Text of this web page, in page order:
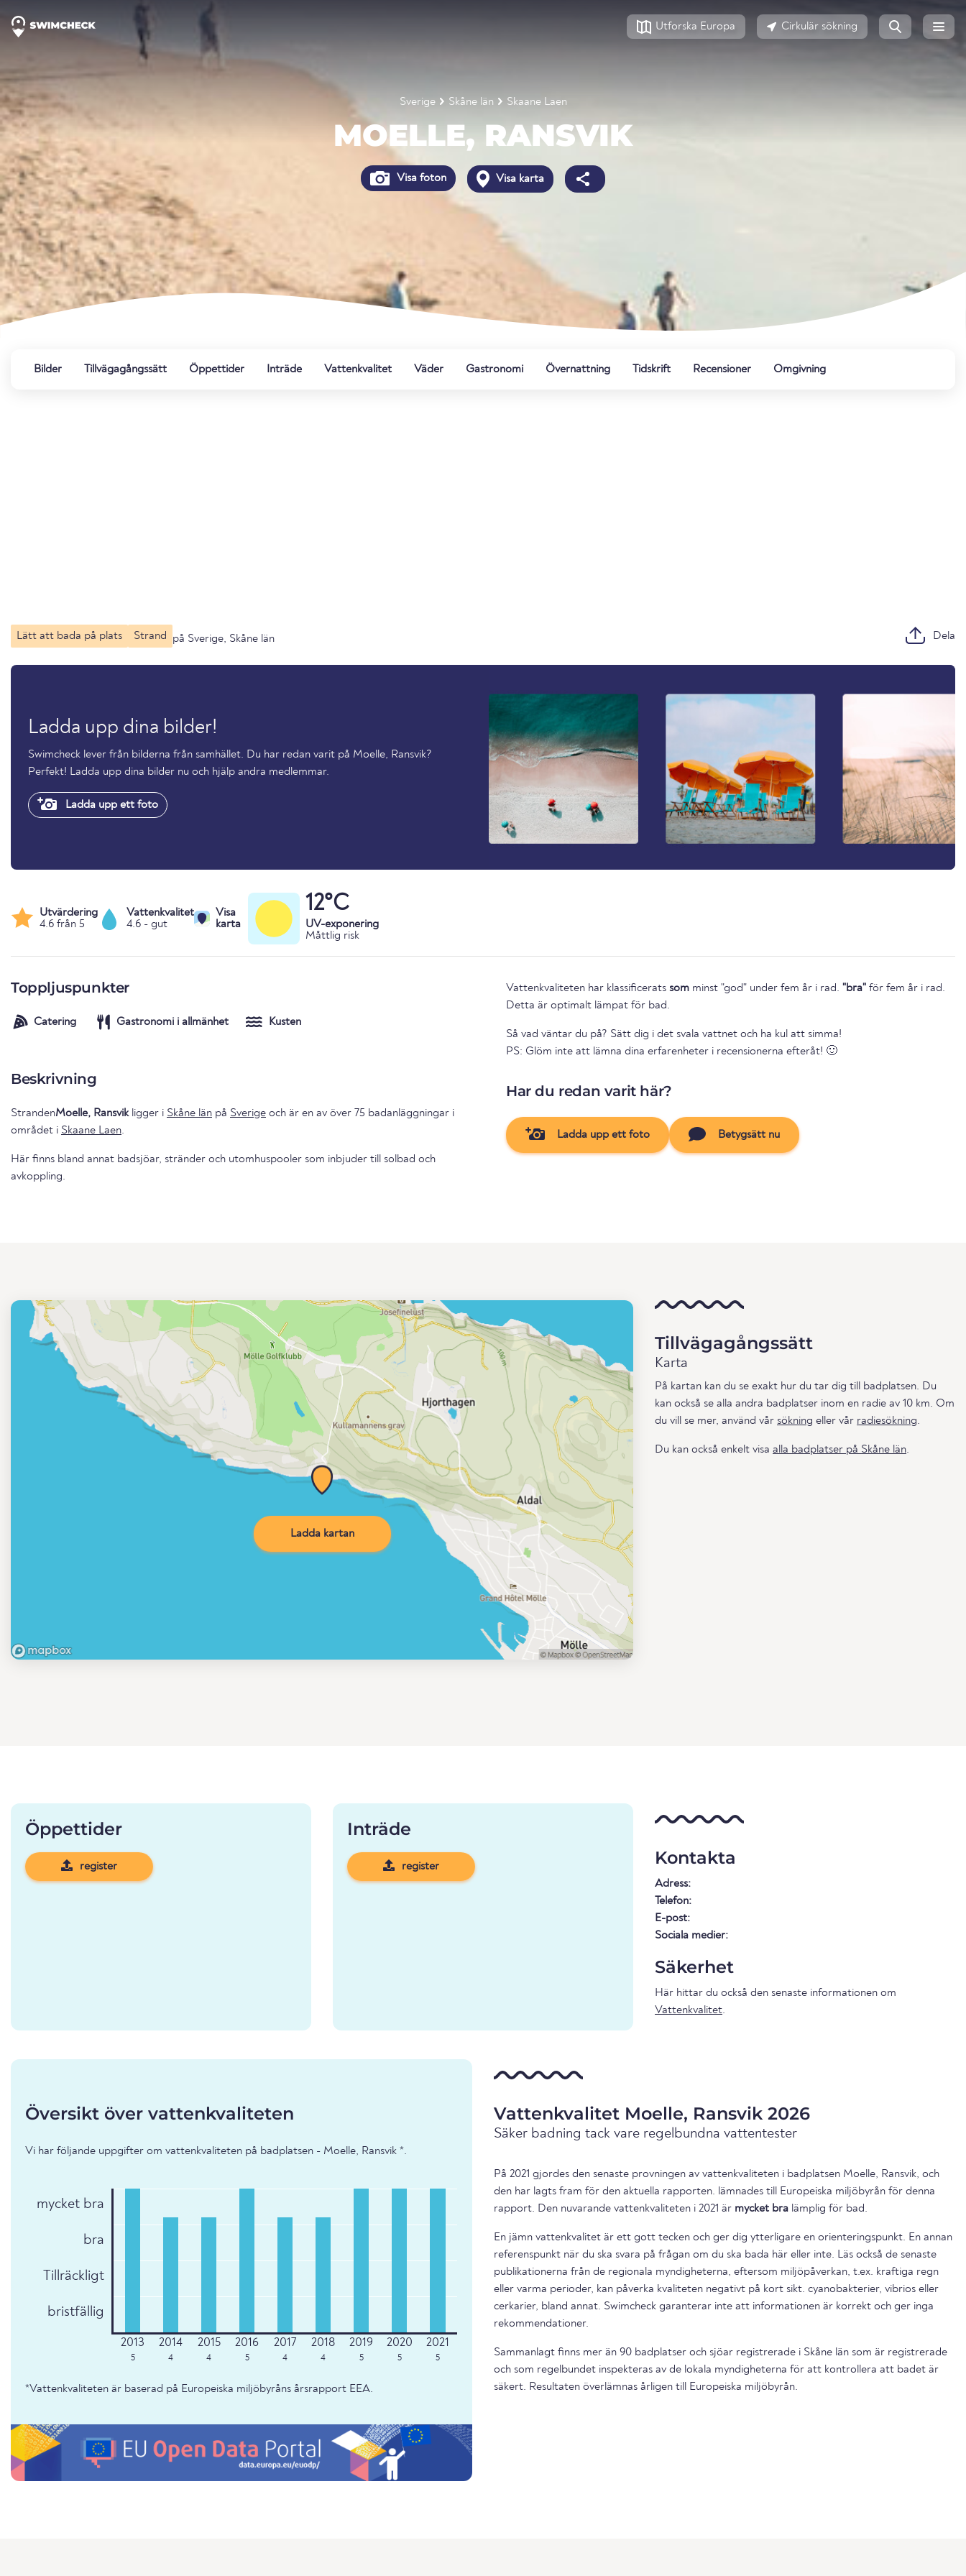
Utforska Europa Cirkulär sökning
Sverige Skåne län Skaane Laen
MOELLE, RANSVIK
Visa foton Visa karta
Bilder Tillvägagångssätt Öppettider Inträde Vattenkvalitet Väder Gastronomi Övernattning Tidskrift Recensioner Omgivning
Lätt att bada på plats Strand på Sverige, Skåne län Dela
Ladda upp dina bilder!
Swimcheck lever från bilderna från samhället. Du har redan varit på Moelle, Ransvik?
Perfekt! Ladda upp dina bilder nu och hjälp andra medlemmar.
Ladda upp ett foto
Utvärdering
4.6 från 5
Vattenkvalitet
4.6 - gut
Visa
karta
12°C
UV-exponering
Måttlig risk
Toppljuspunkter
Catering Gastronomi i allmänhet Kusten
Beskrivning
StrandenMoelle, Ransvikligger i Skåne län på Sverige och är en av över 75 badanläggningar i
området i Skaane Laen.
Här finns bland annat badsjöar, stränder och utomhuspooler som inbjuder till solbad och
avkoppling.
Vattenkvaliteten har klassificerats som minst "god" under fem år i rad. "bra" för fem år i rad.
Detta är optimalt lämpat för bad.
Så vad väntar du på? Sätt dig i det svala vattnet och ha kul att simma!
PS: Glöm inte att lämna dina erfarenheter i recensionerna efteråt! 🙂
Har du redan varit här?
Ladda upp ett foto Betygsätt nu
Ladda kartan
Tillvägagångssätt
Karta
På kartan kan du se exakt hur du tar dig till badplatsen. Du
kan också se alla andra badplatser inom en radie av 10 km. Om
du vill se mer, använd vår sökning eller vår radiesökning.
Du kan också enkelt visa alla badplatser på Skåne län.
Öppettider
register
Inträde
register Kontakta
Adress:
Telefon:
E-post:
Sociala medier:
Säkerhet
Här hittar du också den senaste informationen om
Vattenkvalitet.
Översikt över vattenkvaliteten
Vi har följande uppgifter om vattenkvaliteten på badplatsen - Moelle, Ransvik *.
mycket bra
bra
Tillräckligt
bristfällig
5 4 4 5 4 4 5 5 5
*Vattenkvaliteten är baserad på Europeiska miljöbyråns årsrapport EEA.
Vattenkvalitet Moelle, Ransvik 2026
Säker badning tack vare regelbundna vattentester
På 2021 gjordes den senaste provningen av vattenkvaliteten i badplatsen Moelle, Ransvik, och
den har lagts fram för den aktuella rapporten. lämnades till Europeiska miljöbyrån för denna
rapport. Den nuvarande vattenkvaliteten i 2021 är mycket bra lämplig för bad.
En jämn vattenkvalitet är ett gott tecken och ger dig ytterligare en orienteringspunkt. En annan
referenspunkt när du ska svara på frågan om du ska bada här eller inte. Läs också de senaste
publikationerna från de regionala myndigheterna, eftersom miljöpåverkan, t.ex. kraftiga regn
eller varma perioder, kan påverka kvaliteten negativt på kort sikt. cyanobakterier, vibrios eller
cerkarier, bland annat. Swimcheck garanterar inte att informationen är korrekt och ger inga
rekommendationer.
Sammanlagt finns mer än 90 badplatser och sjöar registrerade i Skåne län som är registrerade
och som regelbundet inspekteras av de lokala myndigheterna för att kontrollera att badet är
säkert. Resultaten överlämnas årligen till Europeiska miljöbyrån.